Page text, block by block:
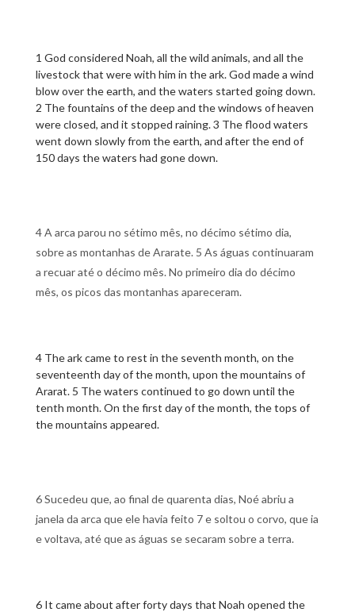
1 God considered Noah, all the wild animals, and all the
livestock that were with him in the ark. God made a wind
blow over the earth, and the waters started going down.
2 The fountains of the deep and the windows of heaven
were closed, and it stopped raining. 3 The flood waters
went down slowly from the earth, and after the end of
150 days the waters had gone down.
4 A arca parou no sétimo mês, no décimo sétimo dia,
sobre as montanhas de Ararate. 5 As águas continuaram
a recuar até o décimo mês. No primeiro dia do décimo
mês, os picos das montanhas apareceram.
4 The ark came to rest in the seventh month, on the
seventeenth day of the month, upon the mountains of
Ararat. 5 The waters continued to go down until the
tenth month. On the first day of the month, the tops of
the mountains appeared.
6 Sucedeu que, ao final de quarenta dias, Noé abriu a
janela da arca que ele havia feito 7 e soltou o corvo, que ia
e voltava, até que as águas se secaram sobre a terra.
6 It came about after forty days that Noah opened the